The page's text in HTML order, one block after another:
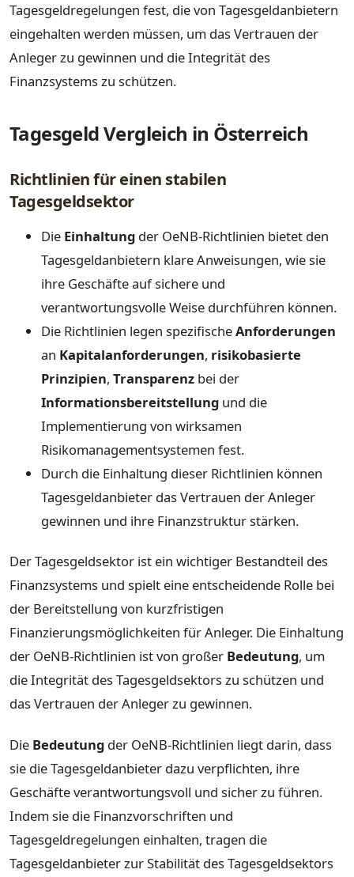
Tagesgeldregelungen fest, die von Tagesgeldanbietern
eingehalten werden müssen, um das Vertrauen der
Anleger zu gewinnen und die Integrität des
Finanzsystems zu schützen.
Tagesgeld Vergleich in Österreich
Richtlinien für einen stabilen
Tagesgeldsektor
Die Einhaltung der OeNB-Richtlinien bietet den
Tagesgeldanbietern klare Anweisungen, wie sie
ihre Geschäfte auf sichere und
verantwortungsvolle Weise durchführen können.
Die Richtlinien legen spezifischeAnforderungen
an Kapitalanforderungen, risikobasierte
Prinzipien, Transparenz bei der
Informationsbereitstellung und die
Implementierung von wirksamen
Risikomanagementsystemen fest.
Durch die Einhaltung dieser Richtlinien können
Tagesgeldanbieter das Vertrauen der Anleger
gewinnen und ihre Finanzstruktur stärken.
Der Tagesgeldsektor ist ein wichtiger Bestandteil des
Finanzsystems und spielt eine entscheidende Rolle bei
der Bereitstellung von kurzfristigen
Finanzierungsmöglichkeiten für Anleger. Die Einhaltung
der OeNB-Richtlinien ist von großer Bedeutung, um
die Integrität des Tagesgeldsektors zu schützen und
das Vertrauen der Anleger zu gewinnen.
Die Bedeutung der OeNB-Richtlinien liegt darin, dass
sie die Tagesgeldanbieter dazu verpflichten, ihre
Geschäfte verantwortungsvoll und sicher zu führen.
Indem sie die Finanzvorschriften und
Tagesgeldregelungen einhalten, tragen die
Tagesgeldanbieter zur Stabilität des Tagesgeldsektors